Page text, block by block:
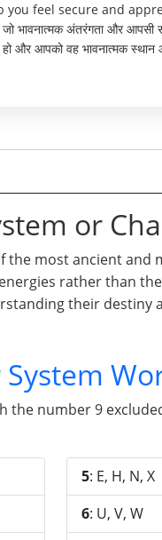
feel secure and
जो भावनात्मक अंतरंगता और
और आपको वह भावनात्मक
or
most ancient
rather than
their destiny
number 9
5: E, H, N, X
6: U, V, W